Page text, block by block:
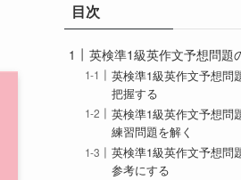
目次
英検準1級英作文予想問題
英検準1級英作文予想
把握する
英検準1級英作文予想
練習問題を解く
英検準1級英作文予想
参考にする